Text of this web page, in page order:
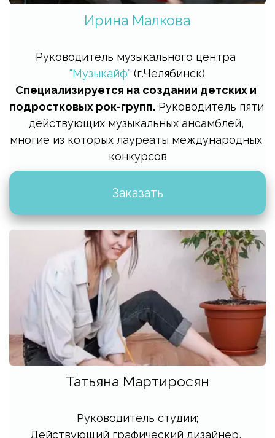
Ирина Малкова
"Музыкайф" (г.Челябинск)
Специализируется на создании детских и
подростковых рок-групп. Руководитель пяти
действующих музыкальных ансамблей,
многие из которых лауреаты международных
конкурсов
Заказать
Татьяна Мартиросян
Руководитель студии;